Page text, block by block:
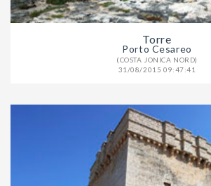
Torre
Porto Cesareo
(COSTA JONICA NORD)
31/08/2015 09:47:41